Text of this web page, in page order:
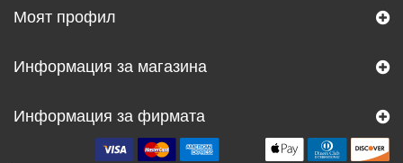
Моят профил
Информация за магазина
Информация за фирмата